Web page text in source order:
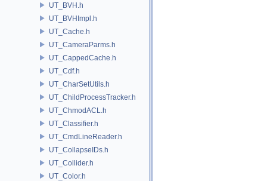
UT_BVH.h
UT_BVHImpl.h
UT_Cache.h
UT_CameraParms.h
UT_CappedCache.h
UT_Cdf.h
UT_CharSetUtils.h
UT_ChildProcessTracker.h
UT_ChmodACL.h
UT_Classifier.h
UT_CmdLineReader.h
UT_CollapseIDs.h
UT_Collider.h
UT_Color.h